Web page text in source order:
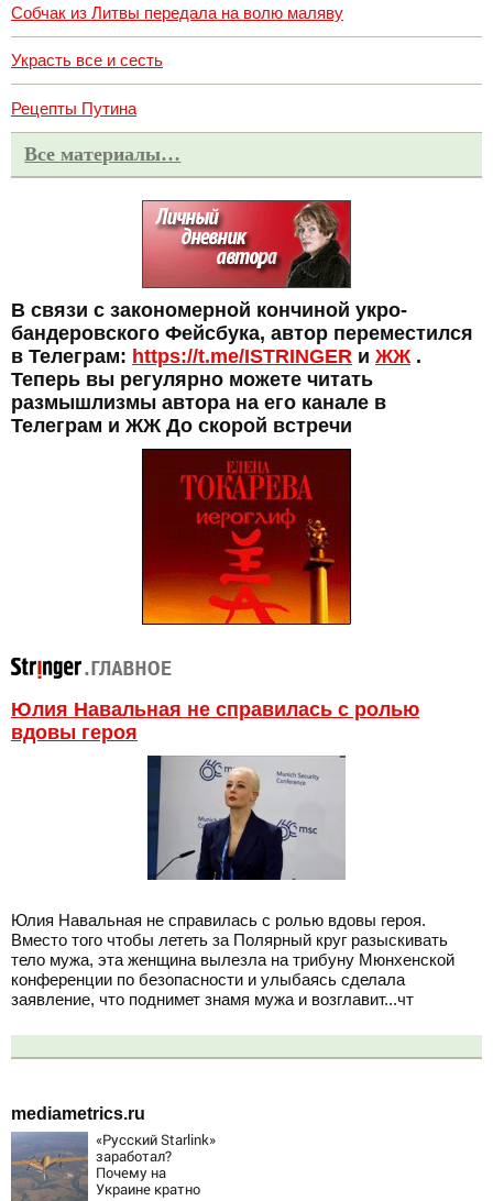
Собчак из Литвы передала на волю маляву
Украсть все и сесть
Рецепты Путина
Все материалы…
В связи с закономерной кончиной укро-
бандеровского Фейсбука, автор переместился
в Телеграм: https://t.me/ISTRINGER и ЖЖ.
Теперь вы регулярно можете читать
размышлизмы автора на его канале в
Телеграм и ЖЖ До скорой встречи
Юлия Навальная не справилась с ролью
вдовы героя
Юлия Навальная не справилась с ролью вдовы героя.
Вместо того чтобы лететь за Полярный круг разыскивать
тело мужа, эта женщина вылезла на трибуну Мюнхенской
конференции по безопасности и улыбаясь сделала
заявление, что поднимет знамя мужа и возглавит...чт
mediametrics.ru
«Русский Starlink»
заработал?
Почему на
Украине кратно